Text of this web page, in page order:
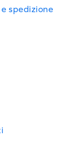
spedizione